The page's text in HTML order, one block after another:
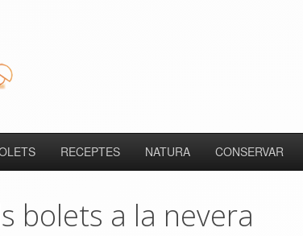
RECEPTES NATURA CONSERVAR
bolets a la nevera